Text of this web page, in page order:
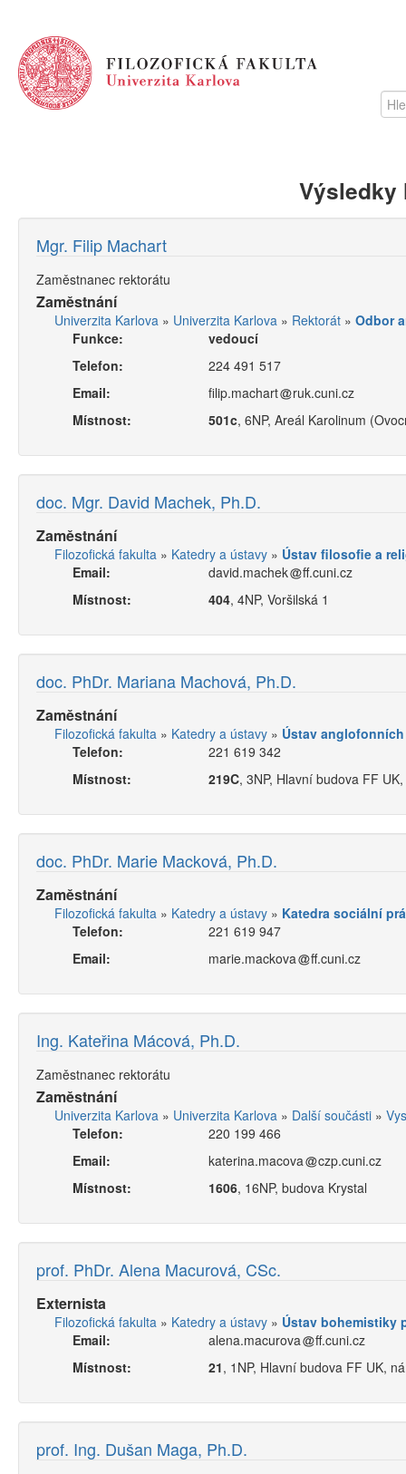
Výsledky
Mgr. Filip Machart
Zaměstnanec rektorátu
Zaměstnání
Univerzita Karlova » Univerzita Karlova » Rektorát » Odbor
Funkce:
vedoucí
Telefon:
224 491 517
Email:
filip.machart
ruk.cuni.cz
Místnost:
501c, 6NP, Areál Karolinum
doc. Mgr. David Machek, Ph.D.
Zaměstnání
Filozofická fakulta » Katedry a ústavy » Ústav filosofie a
Email:
david.machek
ff.cuni.cz
Místnost:
404, 4NP, Voršilská 1
doc. PhDr. Mariana Machová, Ph.D.
Zaměstnání
Filozofická fakulta » Katedry a ústavy » Ústav
Telefon:
221 619 342
Místnost:
219C, 3NP, Hlavní budova FF
doc. PhDr. Marie Macková, Ph.D.
Zaměstnání
Filozofická fakulta » Katedry a ústavy » Katedra sociální
Telefon:
221 619 947
Email:
marie.mackova ff.cuni.cz
Ing. Kateřina Mácová, Ph.D.
Zaměstnanec rektorátu
Zaměstnání
Univerzita Karlova » Univerzita Karlova » Další součásti »
Telefon:
220 199 466
Email:
katerina.macova
czp.cuni.cz
Místnost:
1606, 16NP, budova Krystal
prof. PhDr. Alena Macurová, CSc.
Externista
Filozofická fakulta » Katedry a ústavy » Ústav bohemistiky
Email:
alena.macurova
ff.cuni.cz
Místnost:
21, 1NP, Hlavní budova FF UK,
prof. Ing. Dušan Maga, Ph.D.